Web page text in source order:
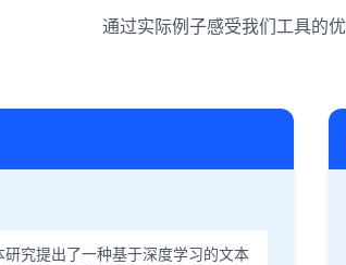
通过实际例子感受我们工具的
究提出了一种基于深度学习的文本